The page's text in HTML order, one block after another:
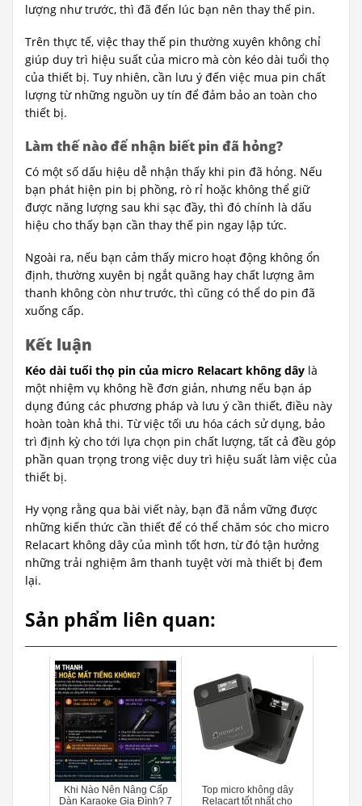
lượng như trước, thì đã đến lúc bạn nên thay thế pin.
Trên thực tế, việc thay thế pin thường xuyên không chỉ
giúp duy trì hiệu suất của micro mà còn kéo dài tuổi thọ
của thiết bị. Tuy nhiên, cần lưu ý đến việc mua pin chất
lượng từ những nguồn uy tín để đảm bảo an toàn cho
thiết bị.
Làm thế nào để nhận biết pin đã hỏng?
Có một số dấu hiệu dễ nhận thấy khi pin đã hỏng. Nếu
bạn phát hiện pin bị phồng, rò rỉ hoặc không thể giữ
được năng lượng sau khi sạc đầy, thì đó chính là dấu
hiệu cho thấy bạn cần thay thế pin ngay lập tức.
Ngoài ra, nếu bạn cảm thấy micro hoạt động không ổn
định, thường xuyên bị ngắt quãng hay chất lượng âm
thanh không còn như trước, thì cũng có thể do pin đã
xuống cấp.
Kết luận
Kéo dài tuổi thọ pin của micro Relacart không dây là
một nhiệm vụ không hề đơn giản, nhưng nếu bạn áp
dụng đúng các phương pháp và lưu ý cần thiết, điều này
hoàn toàn khả thi. Từ việc tối ưu hóa cách sử dụng, bảo
trì định kỳ cho tới lựa chọn pin chất lượng, tất cả đều góp
phần quan trọng trong việc duy trì hiệu suất làm việc của
thiết bị.
Hy vọng rằng qua bài viết này, bạn đã nắm vững được
những kiến thức cần thiết để có thể chăm sóc cho micro
Relacart không dây của mình tốt hơn, từ đó tận hưởng
những trải nghiệm âm thanh tuyệt vời mà thiết bị đem
lại.
Sản phẩm liên quan:
Khi Nào Nên Nâng Cấp
Dàn Karaoke Gia Đình? 7
Top micro không dây
Relacart tốt nhất cho